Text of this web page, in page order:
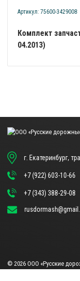
Артикул: 75600-3429008
Комплект
04.2013)
г. Екатеринбург,
+7 (922) 603-10-66
+7 (343) 388-29-08
© 2026 ООО «Русские